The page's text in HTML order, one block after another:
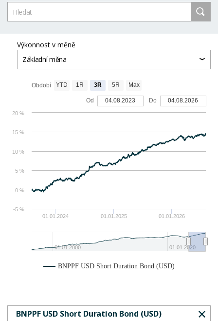
Výkonnost v měně
Základní měna
01.01.2024 01.01.2025 01.01.2026
01.01.2000 01.01.2020
0 %
5 %
10 %
15 %
-5 %
20 %
Období YTD 1R 3R 5R Max
Od 04.08.2023 Do 04.08.2026
BNPPF USD Short Duration Bond (USD)
BNPPF USD Short Duration Bond (USD)